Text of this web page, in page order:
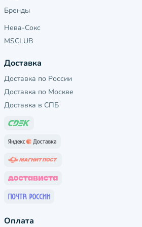
Бренды
Нева-Сокс
MSCLUB
Доставка
Доставка по России
Доставка по Москве
Доставка в СПБ
Оплата